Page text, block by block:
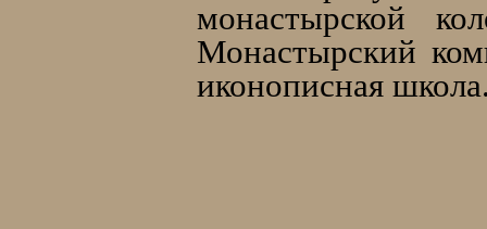
монастырской
Монастырский
иконописная